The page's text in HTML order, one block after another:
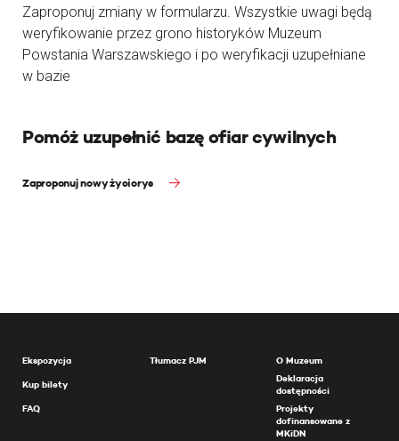
Zaproponuj zmiany w formularzu. Wszystkie uwagi będą
weryfikowanie przez grono historyków Muzeum
Powstania Warszawskiego i po weryfikacji uzupełniane
w bazie
Pomóż uzupełnić bazę ofiar cywilnych
Zaproponuj nowy życiorys
Ekspozycja
Kup bilety
FAQ
Tłumacz PJM
O Muzeum
Deklaracja
dostępności
Projekty
dofinansowane z
MKiDN